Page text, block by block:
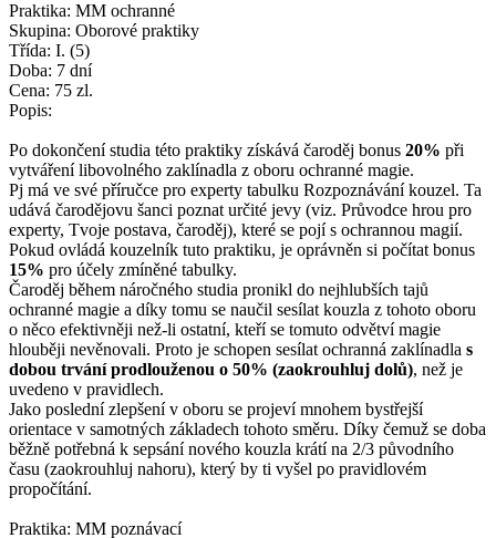
Praktika: MM ochranné
Skupina: Oborové praktiky
Třída: I. (5)
Doba: 7 dní
Cena: 75 zl.
Popis:
Po dokončení studia této praktiky získává čaroděj bonus 20% při
vytváření libovolného zaklínadla z oboru ochranné magie.
Pj má ve své příručce pro experty tabulku Rozpoznávání kouzel. Ta
udává čarodějovu šanci poznat určité jevy (viz. Průvodce hrou pro
experty, Tvoje postava, čaroděj), které se pojí s ochrannou magií.
Pokud ovládá kouzelník tuto praktiku, je oprávněn si počítat bonus
15% pro účely zmíněné tabulky.
Čaroděj během náročného studia pronikl do nejhlubších tajů
ochranné magie a díky tomu se naučil sesílat kouzla z tohoto oboru
o něco efektivněji než-li ostatní, kteří se tomuto odvětví magie
hlouběji nevěnovali. Proto je schopen sesílat ochranná zaklínadla s
dobou trvání prodlouženou o 50% (zaokrouhluj dolů), než je
uvedeno v pravidlech.
Jako poslední zlepšení v oboru se projeví mnohem bystřejší
orientace v samotných základech tohoto směru. Díky čemuž se doba
běžně potřebná k sepsání nového kouzla krátí na 2/3 původního
času (zaokrouhluj nahoru), který by ti vyšel po pravidlovém
propočítání.
Praktika: MM poznávací